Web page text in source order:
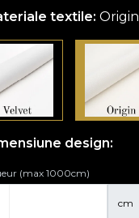
textile:Origin
design:
cm
(max 1000cm)